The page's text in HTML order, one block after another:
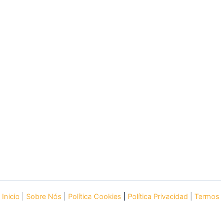
Inicio Sobre Nós Política Cookies Política Privacidad Termos